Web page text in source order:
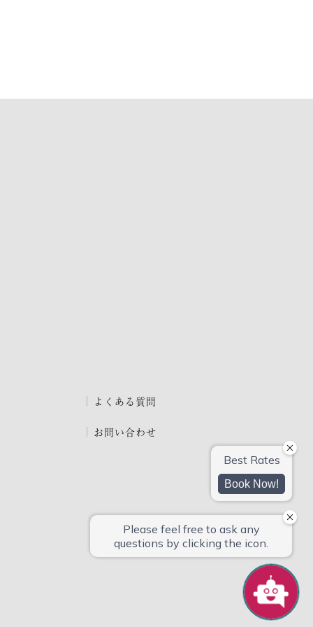
よくある質問
お問い合わせ